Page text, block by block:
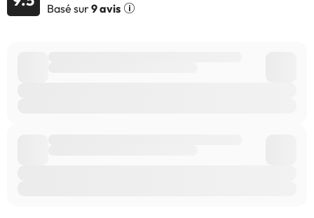
Certains des services indiqués peuvent être payants. Vous
Basé sur9 avis